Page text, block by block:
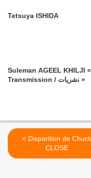
Tetsuya ISHIDA
Suleman AGEEL KHILJI «
Transmission / ﻧﺷرﯾﺎت »
< Disparition de Chuck
CLOSE